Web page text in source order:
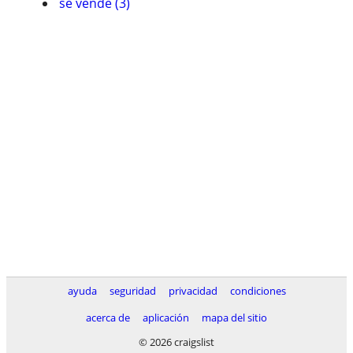
ayuda seguridad privacidad
condiciones
acerca de
aplicación
mapa del sitio
© 2026 craigslist